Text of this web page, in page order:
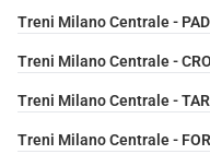
Treni Milano Centrale -
Treni Milano Centrale -
Treni Milano Centrale -
Treni Milano Centrale -